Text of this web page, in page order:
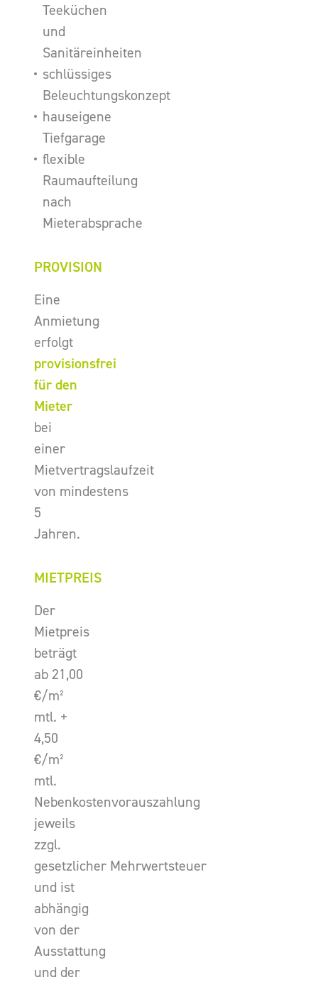
Teeküchen
und
Sanitäreinheiten
schlüssiges
Beleuchtungskonzept
hauseigene
Tiefgarage
flexible
Raumaufteilung
nach
Mieterabsprache
PROVISION
Eine
Anmietung
erfolgt
provisionsfrei
für den
Mieter
bei
einer
Mietvertragslaufzeit
von mindestens
5
Jahren.
MIETPREIS
Der
Mietpreis
beträgt
ab 21,00
€/m²
mtl. +
4,50
€/m²
mtl.
Nebenkostenvorauszahlung
jeweils
zzgl.
gesetzlicher Mehrwertsteuer
und ist
abhängig
von der
Ausstattung
und der